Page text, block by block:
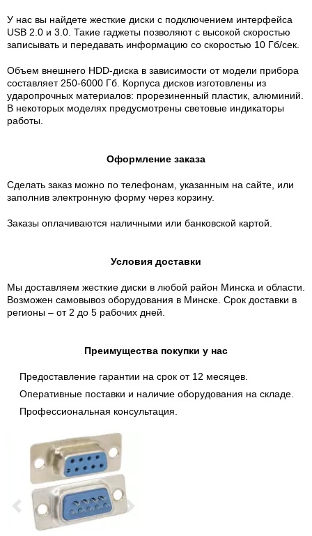
Previous Next
У нас вы найдете жесткие диски с подключением интерфейса
USB 2.0 и 3.0. Такие гаджеты позволяют с высокой скоростью
записывать и передавать информацию со скоростью 10 Гб/сек.
Объем внешнего HDD-диска в зависимости от модели прибора
составляет 250-6000 Гб. Корпуса дисков изготовлены из
ударопрочных материалов: прорезиненный пластик, алюминий.
В некоторых моделях предусмотрены световые индикаторы
работы.
Оформление заказа
Сделать заказ можно по телефонам, указанным на сайте, или
заполнив электронную форму через корзину.
Заказы оплачиваются наличными или банковской картой.
Условия доставки
Мы доставляем жесткие диски в любой район Минска и области.
Возможен самовывоз оборудования в Минске. Срок доставки в
регионы – от 2 до 5 рабочих дней.
Преимущества покупки у нас
Предоставление гарантии на срок от 12 месяцев.
Оперативные поставки и наличие оборудования на складе.
Профессиональная консультация.